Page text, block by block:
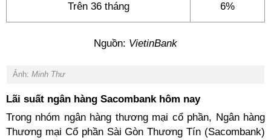
Trên 36 tháng 6%
Nguồn: VietinBank
Ảnh: Minh Thư
Lãi suất ngân hàng Sacombank hôm nay
Trong nhóm ngân hàng thương mại cổ phần, Ngân hàng
Thương mại Cổ phần Sài Gòn Thương Tín (Sacombank)